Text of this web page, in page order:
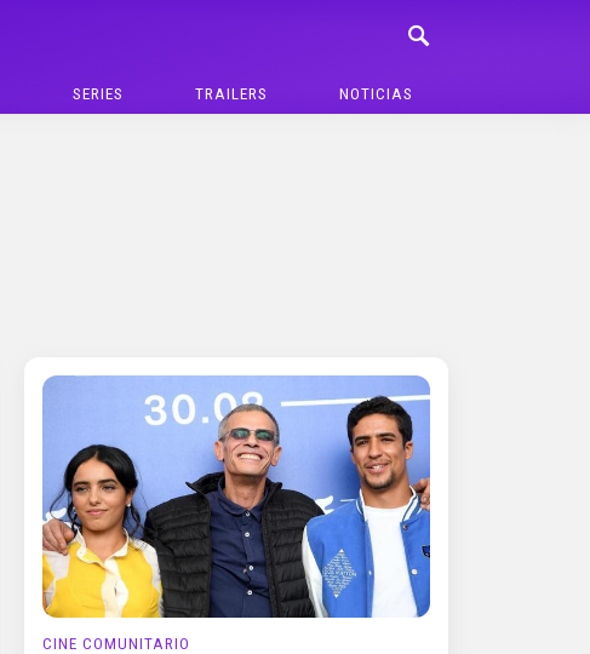
SERIES TRAILERS NOTICIAS
CINE COMUNITARIO